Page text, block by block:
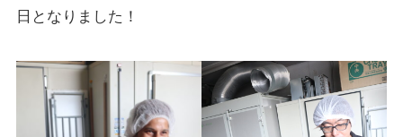
日となりました！